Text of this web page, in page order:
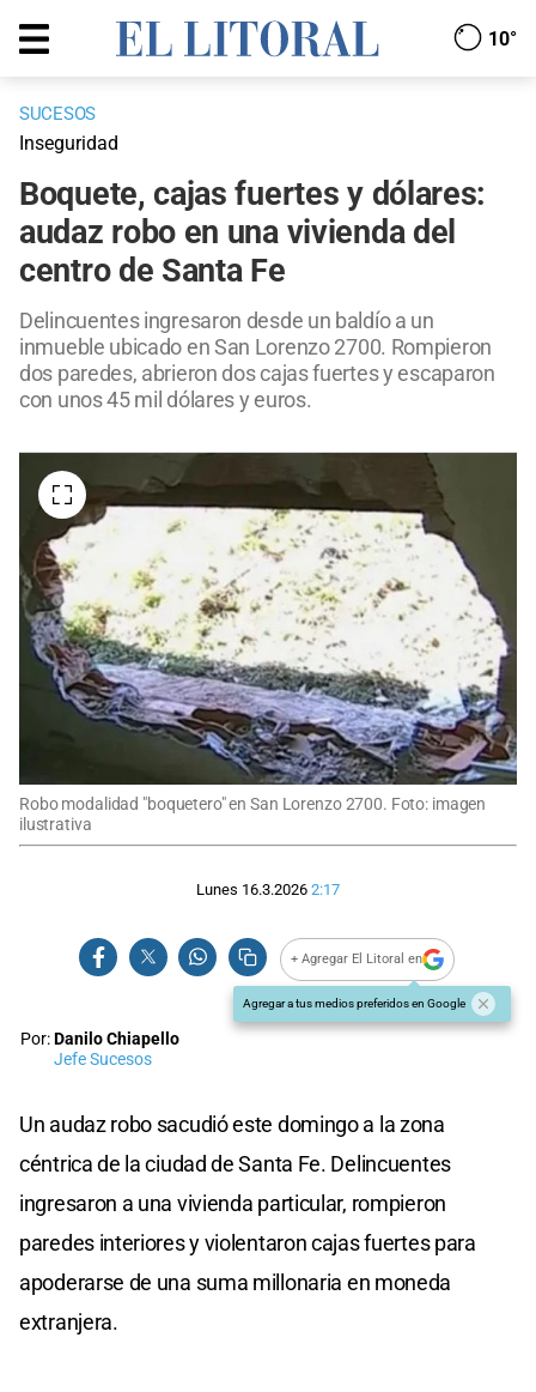
10°
SUCESOS
Inseguridad
Boquete, cajas fuertes y dólares:
audaz robo en una vivienda del
centro de Santa Fe
Delincuentes ingresaron desde un baldío a un
inmueble ubicado en San Lorenzo 2700. Rompieron
dos paredes, abrieron dos cajas fuertes y escaparon
con unos 45 mil dólares y euros.
Robo modalidad "boquetero" en San Lorenzo 2700. Foto: imagen
ilustrativa
Lunes 16.3.2026 2:17
+ Agregar El Litoral en
Agregar a tus medios preferidos en Google
Por:Danilo Chiapello
Jefe Sucesos
Un audaz robo sacudió este domingo a la zona
céntrica de la ciudad de Santa Fe. Delincuentes
ingresaron a una vivienda particular, rompieron
paredes interiores y violentaron cajas fuertes para
apoderarse de una suma millonaria en moneda
extranjera.